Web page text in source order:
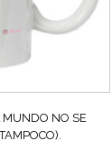
NO SE